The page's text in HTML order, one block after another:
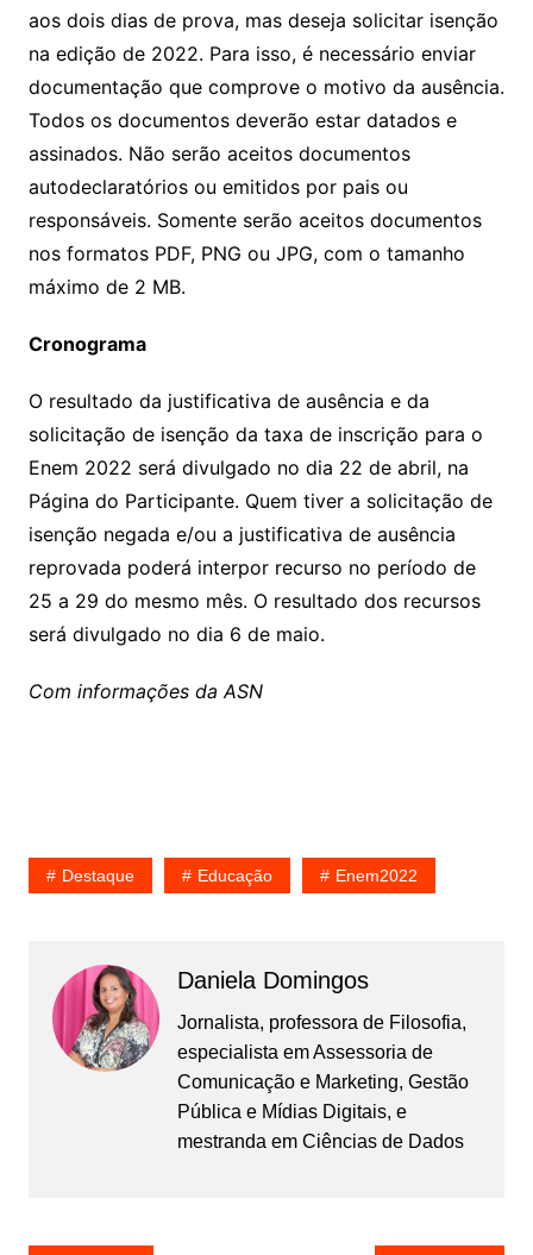
aos dois dias de prova, mas deseja solicitar isenção
na edição de 2022. Para isso, é necessário enviar
documentação que comprove o motivo da ausência.
Todos os documentos deverão estar datados e
assinados. Não serão aceitos documentos
autodeclaratórios ou emitidos por pais ou
responsáveis. Somente serão aceitos documentos
nos formatos PDF, PNG ou JPG, com o tamanho
máximo de 2 MB.
Cronograma
O resultado da justificativa de ausência e da
solicitação de isenção da taxa de inscrição para o
Enem 2022 será divulgado no dia 22 de abril, na
Página do Participante. Quem tiver a solicitação de
isenção negada e/ou a justificativa de ausência
reprovada poderá interpor recurso no período de
25 a 29 do mesmo mês. O resultado dos recursos
será divulgado no dia 6 de maio.
Com informações da ASN
Destaque Educação Enem2022
Daniela Domingos
Jornalista, professora de Filosofia,
especialista em Assessoria de
Comunicação e Marketing, Gestão
Pública e Mídias Digitais, e
mestranda em Ciências de Dados